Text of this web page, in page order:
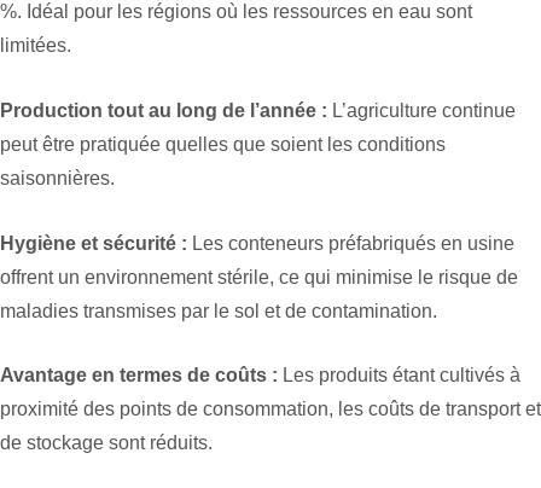
%. Idéal pour les régions où les ressources en eau sont
limitées.
Production tout au long de l’année : L’agriculture continue
peut être pratiquée quelles que soient les conditions
saisonnières.
Hygiène et sécurité : Les conteneurs préfabriqués en usine
offrent un environnement stérile, ce qui minimise le risque de
maladies transmises par le sol et de contamination.
Avantage en termes de coûts : Les produits étant cultivés à
proximité des points de consommation, les coûts de transport et
de stockage sont réduits.